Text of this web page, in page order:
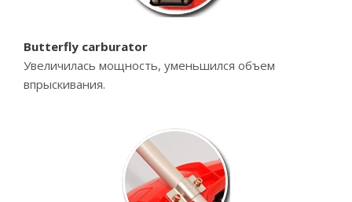
Butterfly carburator
Увеличилась мощность, уменьшился объем
впрыскивания.